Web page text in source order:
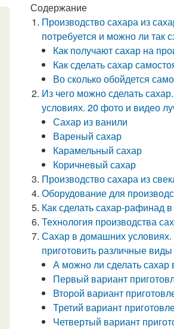
Содержание
Производство сахара из
потребуется и можно ли так
Как получают сахар на
Как сделать сахар
Во сколько обойдется
Из чего можно сделать
условиях. 20 фото и видео
Сахар из ванили
Вареный сахар
Карамельный сахар
Коричневый сахар
Производство сахара из
Оборудование для
Как сделать сахар-рафинад
Технология производства
Сахар в домашних условиях.
приготовить различные
А можно ли сделать
Первый вариант
Второй вариант
Третий вариант
Четвертый вариант